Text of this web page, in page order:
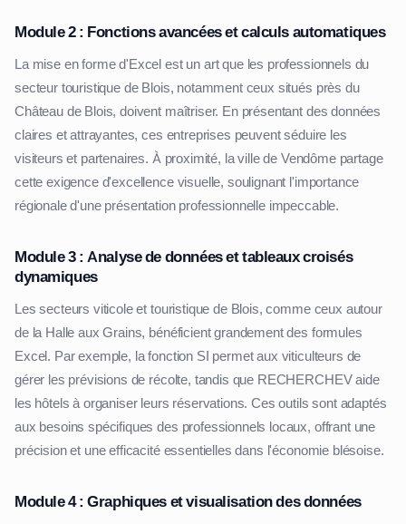
Module 2 : Fonctions avancées et calculs automatiques
La mise en forme d'Excel est un art que les professionnels du
secteur touristique de Blois, notamment ceux situés près du
Château de Blois, doivent maîtriser. En présentant des données
claires et attrayantes, ces entreprises peuvent séduire les
visiteurs et partenaires. À proximité, la ville de Vendôme partage
cette exigence d'excellence visuelle, soulignant l'importance
régionale d'une présentation professionnelle impeccable.
Module 3 : Analyse de données et tableaux croisés
dynamiques
Les secteurs viticole et touristique de Blois, comme ceux autour
de la Halle aux Grains, bénéficient grandement des formules
Excel. Par exemple, la fonction SI permet aux viticulteurs de
gérer les prévisions de récolte, tandis que RECHERCHEV aide
les hôtels à organiser leurs réservations. Ces outils sont adaptés
aux besoins spécifiques des professionnels locaux, offrant une
précision et une efficacité essentielles dans l'économie blésoise.
Module 4 : Graphiques et visualisation des données